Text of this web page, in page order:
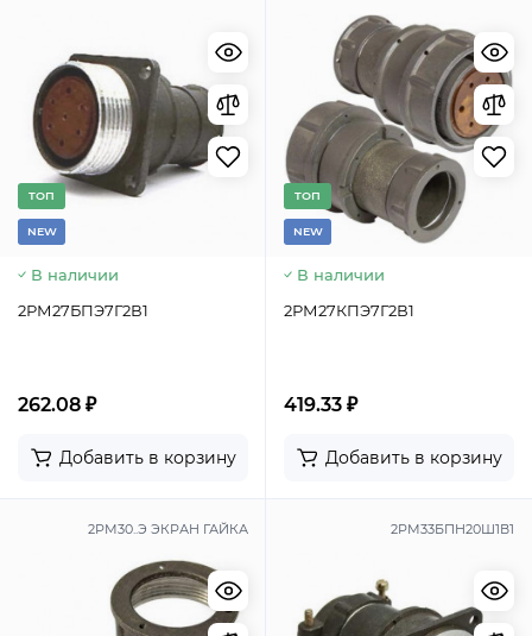
TОП
NEW
В наличии
2РМ27БПЭ7Г2В1
262.08 ₽
Добавить в корзину
TОП
NEW
В наличии
2РМ27КПЭ7Г2В1
419.33 ₽
Добавить в корзину
2РМ30..Э ЭКРАН ГАЙКА 2РМ33БПН20Ш1В1